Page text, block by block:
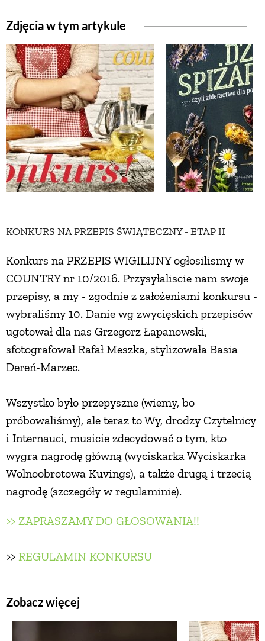
Zdjęcia w tym artykule
KONKURS NA PRZEPIS ŚWIĄTECZNY - ETAP II
Konkurs na PRZEPIS WIGILIJNY ogłosilismy w
COUNTRY nr 10/2016. Przysyłaliscie nam swoje
przepisy, a my - zgodnie z założeniami konkursu -
wybraliśmy 10. Danie wg zwycięskich przepisów
ugotował dla nas Grzegorz Łapanowski,
sfotografował Rafał Meszka, stylizowała Basia
Dereń-Marzec.
Wszystko było przepyszne (wiemy, bo
próbowaliśmy), ale teraz to Wy, drodzy Czytelnicy
i Internauci, musicie zdecydować o tym, kto
wygra nagrodę główną (wyciskarka Wyciskarka
Wolnoobrotowa Kuvings), a także drugą i trzecią
nagrodę (szczegóły w regulaminie).
>> ZAPRASZAMY DO GŁOSOWANIA!!
>> REGULAMIN KONKURSU
Zobacz więcej